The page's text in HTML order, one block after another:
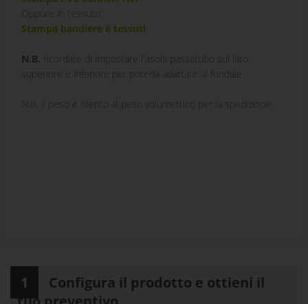
Oppure in tessuto:
Stampa bandiere e tessuti
N.B. ricordate di impostare l'asola passatubo sul lato
superiore e inferiore per poterla adattare al fondale
il peso è riferito al peso volumetrico per la spedizione
1
Configura il prodotto e ottieni il